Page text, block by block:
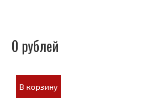
0 рублей
В корзину